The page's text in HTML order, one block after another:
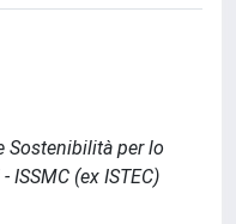
Sostenibilità per lo
ISSMC (ex ISTEC)